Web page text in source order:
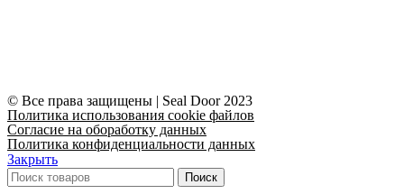
© Все права защищены | Seal Door 2023
Политика использования cookie файлов
Согласие на обоработку данных
Политика конфиденциальности данных
Закрыть
Поиск